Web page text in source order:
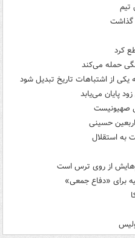
تیم
کرد
از اشتباهات تاریخ تبدیل شود
پایان می‌یابد
صهیونیست
حسینی
به استقلال
از روی ترس است
برای «دفاع جمعی»